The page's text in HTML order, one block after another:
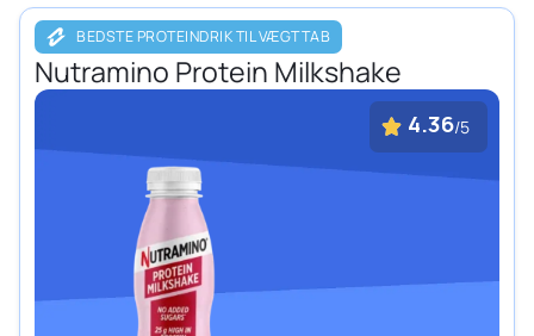
BEDSTE PROTEINDRIK TIL VÆGTTAB
Nutramino Protein Milkshake
4.36/5